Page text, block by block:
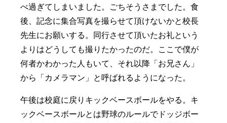
べ過ぎてしまいました。ごちそうさまでした。食
後、記念に集合写真を撮らせて頂けないかと校長
先生にお願いする。同行させて頂いたお礼という
よりはどうしても撮りたかったのだ。ここで僕が
何者かわかった人もいて、それ以降「お兄さん」
から「カメラマン」と呼ばれるようになった。
午後は校庭に戻りキックベースボールをやる。キ
ックベースボールとは野球のルールでドッジボー